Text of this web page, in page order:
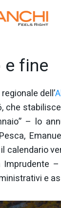
e fine
dell’
che
– lo
calendario
Imprudente
e